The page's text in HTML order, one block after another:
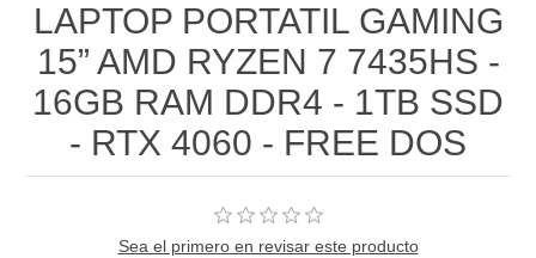
LAPTOP PORTATIL GAMING
15” AMD RYZEN 7 7435HS -
16GB RAM DDR4 - 1TB SSD
- RTX 4060 - FREE DOS
Sea el primero en revisar este producto